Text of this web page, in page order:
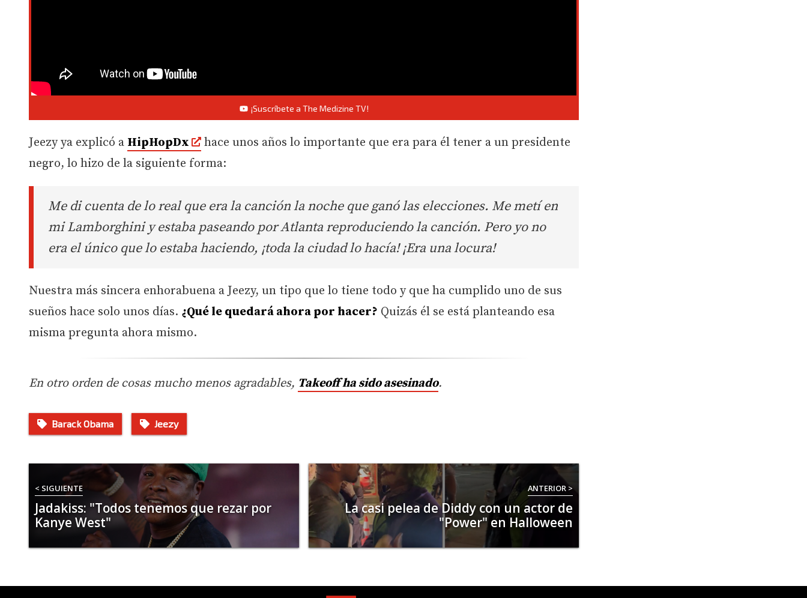
¡Suscríbete a The Medizine TV!
Jeezy ya explicó a HipHopDx
hace unos años lo importante que era para él tener a un presidente
negro, lo hizo de la siguiente forma:
Me di cuenta de lo real que era la canción la noche que ganó las elecciones. Me metí en
mi Lamborghini y estaba paseando por Atlanta reproduciendo la canción. Pero yo no
era el único que lo estaba haciendo, ¡toda la ciudad lo hacía! ¡Era una locura!
Nuestra más sincera enhorabuena a Jeezy, un tipo que lo tiene todo y que ha cumplido uno de sus
sueños hace solo unos días. ¿Qué le quedará ahora por hacer? Quizás él se está planteando esa
misma pregunta ahora mismo.
En otro orden de cosas mucho menos agradables, Takeoff ha sido asesinado.
Barack Obama Jeezy
< SIGUIENTE
Jadakiss: "Todos tenemos que rezar por
Kanye West"
ANTERIOR >
La casi pelea de Diddy con un actor de
"Power" en Halloween